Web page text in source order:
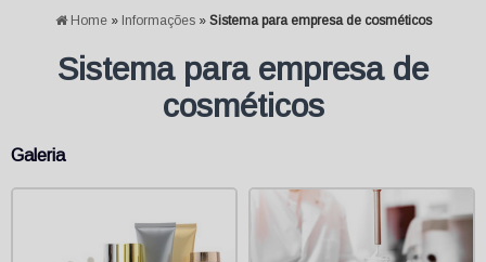
Home » Informações » Sistema para empresa de cosméticos
Sistema para empresa de
cosméticos
Galeria